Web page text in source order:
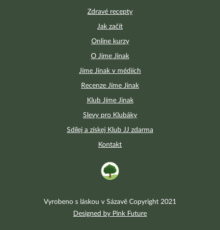
Zdravé recepty
Jak začít
Online kurzy
O Jíme Jinak
Jíme Jinak v médiích
Recenze Jíme Jinak
Klub Jíme Jinak
Slevy pro Klubáky
Sdílej a získej Klub JJ zdarma
Kontakt
Vyrobeno s láskou v Sázavě Copyright 2021
Designed by Pink Future